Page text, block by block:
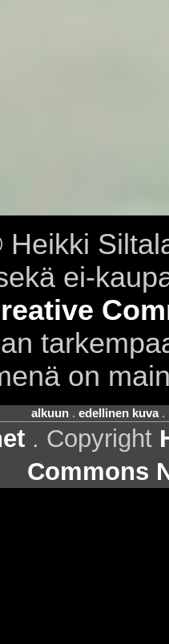
ei-
on
alkuun. edellinen kuva.
. Copyright
Commons